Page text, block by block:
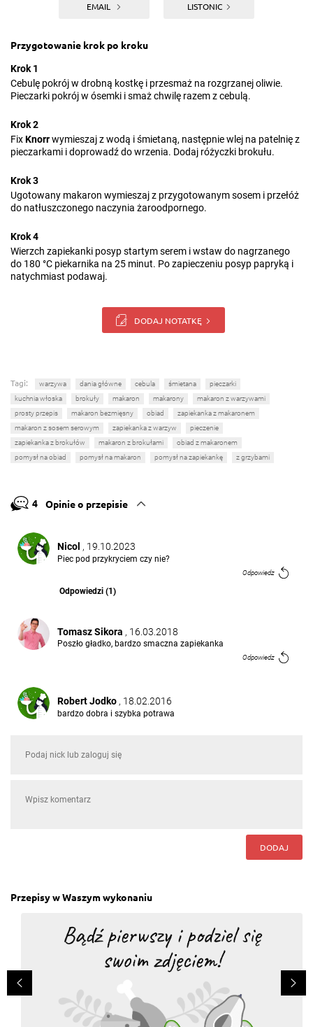
EMAIL LISTONIC
Przygotowanie krok po kroku
Krok 1
Cebulę pokrój w drobną kostkę i przesmaż na rozgrzanej oliwie.
Pieczarki pokrój w ósemki i smaż chwilę razem z cebulą.
Krok 2
FixKnorrwymieszaj z wodą i śmietaną, następnie wlej na patelnię z
pieczarkami i doprowadź do wrzenia. Dodaj różyczki brokułu.
Krok 3
Ugotowany makaron wymieszaj z przygotowanym sosem i przełóż
do natłuszczonego naczynia żaroodpornego.
Krok 4
Wierzch zapiekanki posyp startym serem i wstaw do nagrzanego
do 180 °C piekarnika na 25 minut. Po zapieczeniu posyp papryką i
natychmiast podawaj.
DODAJ NOTATKĘ
Tagi: warzywa dania główne cebula śmietana
pieczarki
kuchnia włoska
brokuły makaron makarony
makaron z warzywami
prosty przepis
makaron bezmięsny obiad
zapiekanka z makaronem
makaron z sosem serowym
zapiekanka z warzyw
pieczenie
zapiekanka z brokułów
makaron z brokułami
obiad z makaronem
pomysł na obiad
pomysł na makaron pomysł na zapiekankę z grzybami
4 Opinie o przepisie
Nicol , 19.10.2023
Piec pod przykryciem czy nie?
Odpowiedz
Odpowiedzi (1)
Tomasz Sikora , 16.03.2018
Poszło gładko, bardzo smaczna zapiekanka
Odpowiedz
Robert Jodko , 18.02.2016
bardzo dobra i szybka potrawa
DODAJ
Przepisy w Waszym wykonaniu